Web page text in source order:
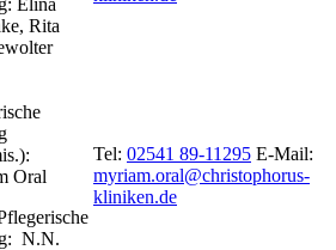
Rita
Oral
N.N.
Tel: 02541 89-11295 E-Mail:
myriam.oral@christophorus-
kliniken.de